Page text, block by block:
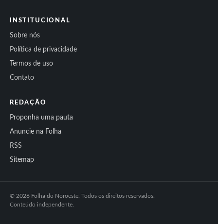
INSTITUCIONAL
Sobre nós
Política de privacidade
Termos de uso
Contato
REDAÇÃO
Proponha uma pauta
Anuncie na Folha
RSS
Sitemap
© 2026 Folha do Noroeste. Todos os direitos reservados.
Conteúdo independente.